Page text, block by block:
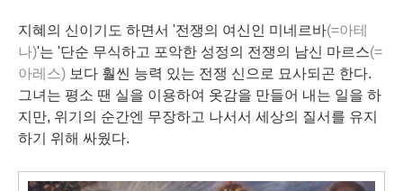
지혜의 신이기도 하면서 '전쟁의 여신인 미네르바(=아테
나)'는 '단순 무식하고 포악한 성정의 전쟁의 남신 마르스(=
아레스) 보다 훨씬 능력 있는 전쟁 신으로 묘사되곤 한다.
그녀는 평소 땐 실을 이용하여 옷감을 만들어 내는 일을 하
지만, 위기의 순간엔 무장하고 나서서 세상의 질서를 유지
하기 위해 싸웠다.